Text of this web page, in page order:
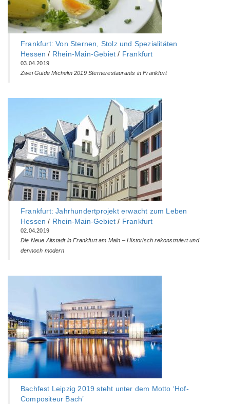
Frankfurt: Von Sternen, Stolz und Spezialitäten
Hessen / Rhein-Main-Gebiet / Frankfurt
03.04.2019
Zwei Guide Michelin 2019 Sternerestaurants in Frankfurt
Frankfurt: Jahrhundertprojekt erwacht zum Leben
Hessen / Rhein-Main-Gebiet / Frankfurt
02.04.2019
Die Neue Altstadt in Frankfurt am Main – Historisch rekonstruiert und
dennoch modern
Bachfest Leipzig 2019 steht unter dem Motto ‘Hof-
Compositeur Bach’